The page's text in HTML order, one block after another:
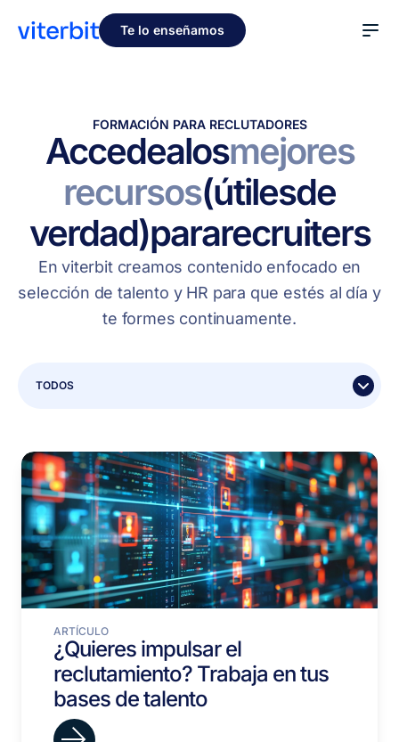
Te lo enseñamos
FORMACIÓN PARA RECLUTADORES
Accedealosmejores
recursos(útilesde
verdad)pararecruiters
En viterbit creamos contenido enfocado en
selección de talento y HR para que estés al día y
te formes continuamente.
TODOS
ARTÍCULO
¿Quieres impulsar el
reclutamiento? Trabaja en tus
bases de talento